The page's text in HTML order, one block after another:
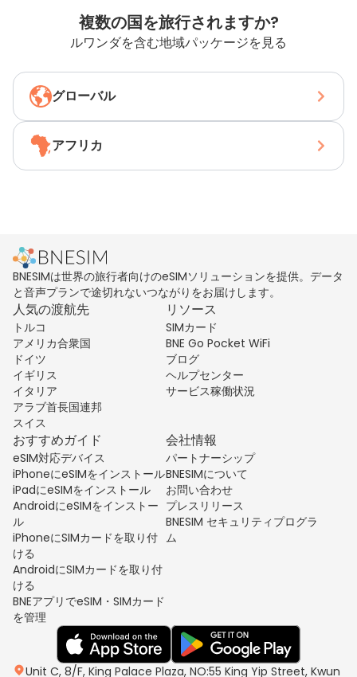
複数の国を旅行されますか?
ルワンダを含む地域パッケージを見る
グローバル
アフリカ
BNESIMは世界の旅行者向けのeSIMソリューションを提供。データ
と音声プランで途切れないつながりをお届けします。
人気の渡航先
トルコ
アメリカ合衆国
ドイツ
イギリス
イタリア
アラブ首長国連邦
スイス
リソース
SIMカード
BNE Go Pocket WiFi
ブログ
ヘルプセンター
サービス稼働状況
おすすめガイド
eSIM対応デバイス
iPhoneにeSIMをインストール
iPadにeSIMをインストール
AndroidにeSIMをインストー
ル
iPhoneにSIMカードを取り付
ける
AndroidにSIMカードを取り付
ける
BNEアプリでeSIM・SIMカード
を管理
会社情報
パートナーシップ
BNESIMについて
お問い合わせ
プレスリリース
BNESIM セキュリティプログラ
ム
Unit C, 8/F, King Palace Plaza, NO:55 King Yip Street, Kwun